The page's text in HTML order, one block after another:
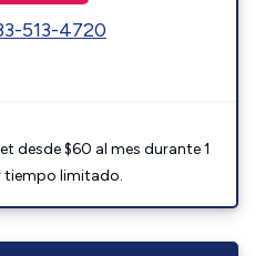
513-4720
desde $60 al mes durante 1
tiempo limitado.